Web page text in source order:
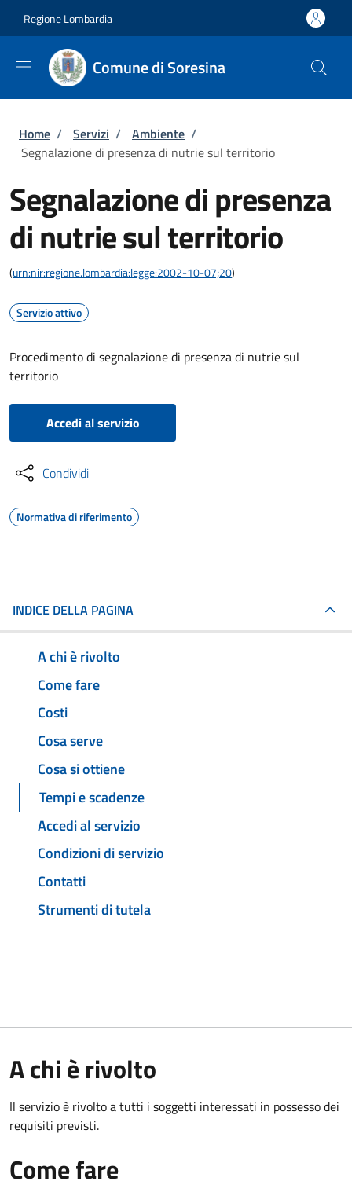
Regione Lombardia
Comune di Soresina
Briciole di pane
Home / Servizi / Ambiente /
Segnalazione di presenza di nutrie sul territorio
Segnalazione di presenza
di nutrie sul territorio
(urn:nir:regione.lombardia:legge:2002-10-07;20)
Servizio attivo
Procedimento di segnalazione di presenza di nutrie sul
territorio
Accedi al servizio
Condividi
Normativa di riferimento
INDICE DELLA PAGINA
A chi è rivolto
Come fare
Costi
Cosa serve
Cosa si ottiene
Tempi e scadenze
Accedi al servizio
Condizioni di servizio
Contatti
Strumenti di tutela
A chi è rivolto
Il servizio è rivolto a tutti i soggetti interessati in possesso dei
requisiti previsti.
Come fare